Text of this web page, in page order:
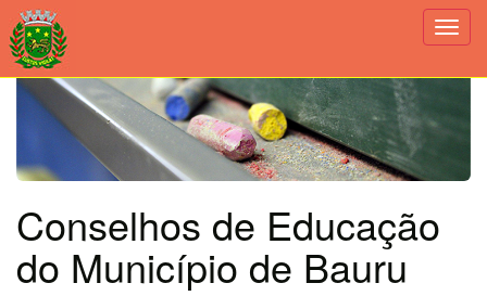
Conselhos de Educação
do Município de Bauru